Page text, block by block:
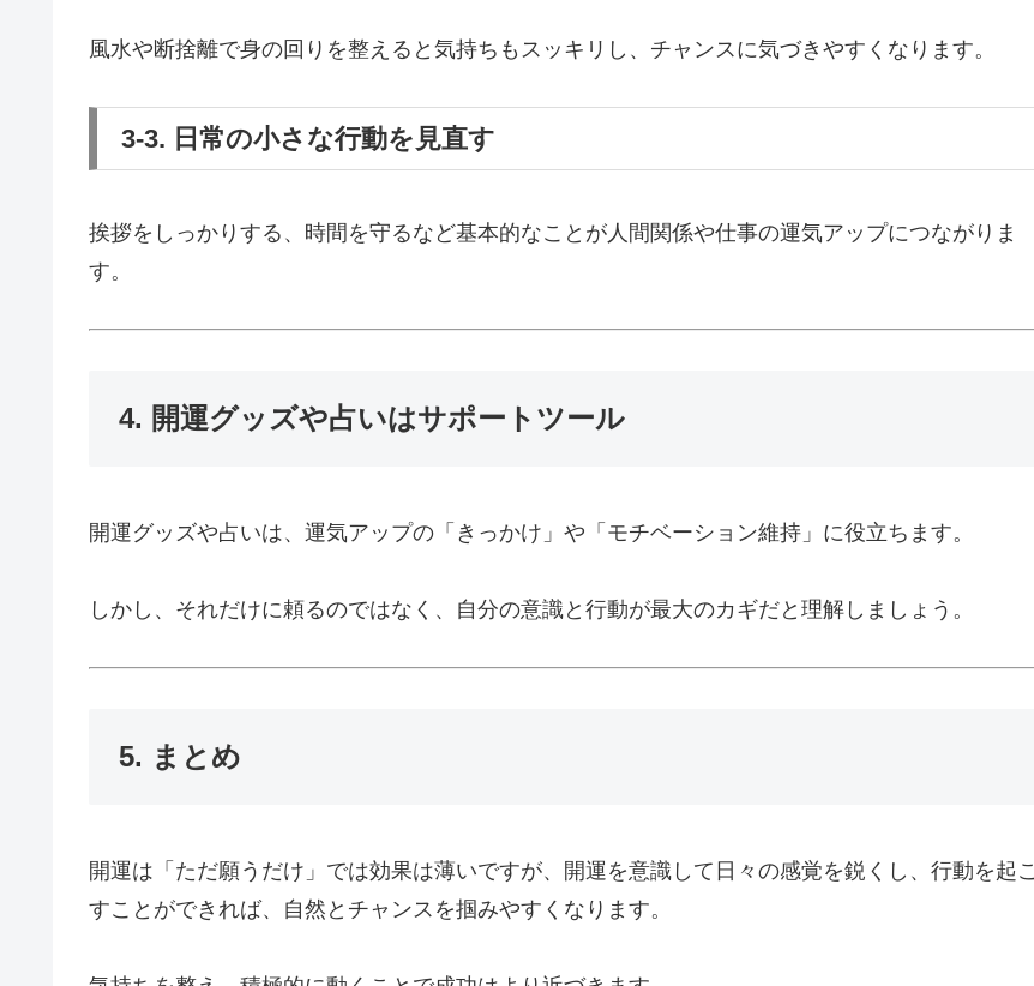
風水や断捨離で身の回りを整えると気持ちもスッキリし、チャンスに気づきやすくなります。
3-3. 日常の小さな行動を見直す
挨拶をしっかりする、時間を守るなど基本的なことが人間関係や仕事の運気アップにつながりま
す。
4. 開運グッズや占いはサポートツール
開運グッズや占いは、運気アップの「きっかけ」や「モチベーション維持」に役立ちます。
しかし、それだけに頼るのではなく、自分の意識と行動が最大のカギだと理解しましょう。
5. まとめ
開運は「ただ願うだけ」では効果は薄いですが、開運を意識して日々の感覚を鋭くし、行動を起こ
すことができれば、自然とチャンスを掴みやすくなります。